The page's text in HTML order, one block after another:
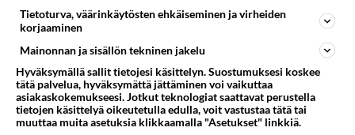
Luetuimmat: Aarne Pelkonen
yhdessä - Tätä moni jo odotti
Danny, 83, teki yllättävän
teon - Missä on 25-vuotias
Helmi Loukasmäki?
Tietoturva, väärinkäytösten ehkäiseminen ja virheiden
korjaaminen
Mainonnan ja sisällön tekninen jakelu
Hyväksymällä sallit tietojesi käsittelyn. Suostumuksesi koskee
tätä palvelua, hyväksymättä jättäminen voi vaikuttaa
asiakaskokemukseesi. Jotkut teknologiat saattavat perustella
tietojen käsittelyä oikeutetulla edulla, voit vastustaa tätä tai
muuttaa muita asetuksia klikkaamalla "Asetukset" linkkiä.